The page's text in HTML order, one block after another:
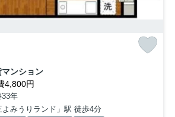
ンション
4,800円
年
みうりランド」駅 徒歩4分